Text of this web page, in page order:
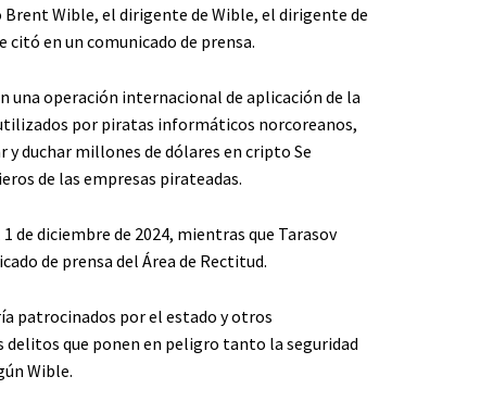
Wible, el dirigente de Wible, el dirigente de
citó en un comunicado de prensa.
una operación internacional de aplicación de la
por piratas informáticos norcoreanos,
duchar millones de dólares en cripto Se
de las empresas pirateadas.
de diciembre de 2024, mientras que Tarasov
de prensa del Área de Rectitud.
patrocinados por el estado y otros
que ponen en peligro tanto la seguridad
Wible.